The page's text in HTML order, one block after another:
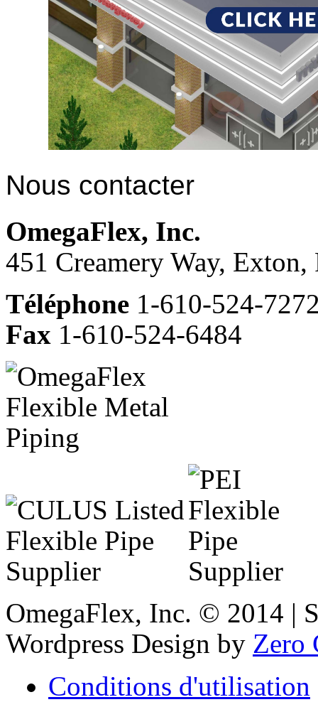
Nous contacter
OmegaFlex, Inc.
451 Creamery Way, Exton,
Téléphone 1-610-524-
Fax 1-610-524-6484
OmegaFlex, Inc. © 2014 |
Wordpress Design by Zero
Conditions d'utilisation